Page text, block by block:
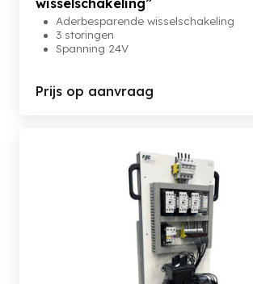
wisselschakeling”
Aderbesparende wisselschakeling
3 storingen
Spanning 24V
Prijs op aanvraag